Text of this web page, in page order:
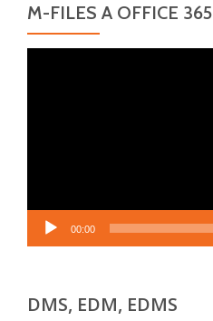
M-FILES A OFFICE 365
00:00
DMS, EDM, EDMS